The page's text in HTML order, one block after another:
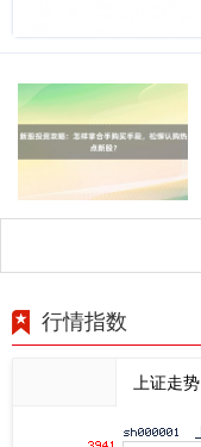
行情指数
上证走势